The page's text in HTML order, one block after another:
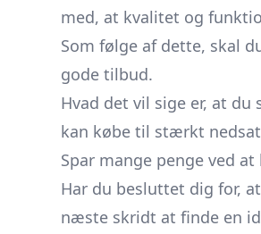
med, at kvalitet og
Som følge af dette, skal
gode tilbud.
Hvad det vil sige er, at du
kan købe til stærkt
Spar mange penge ved
Har du besluttet dig for,
næste skridt at finde en